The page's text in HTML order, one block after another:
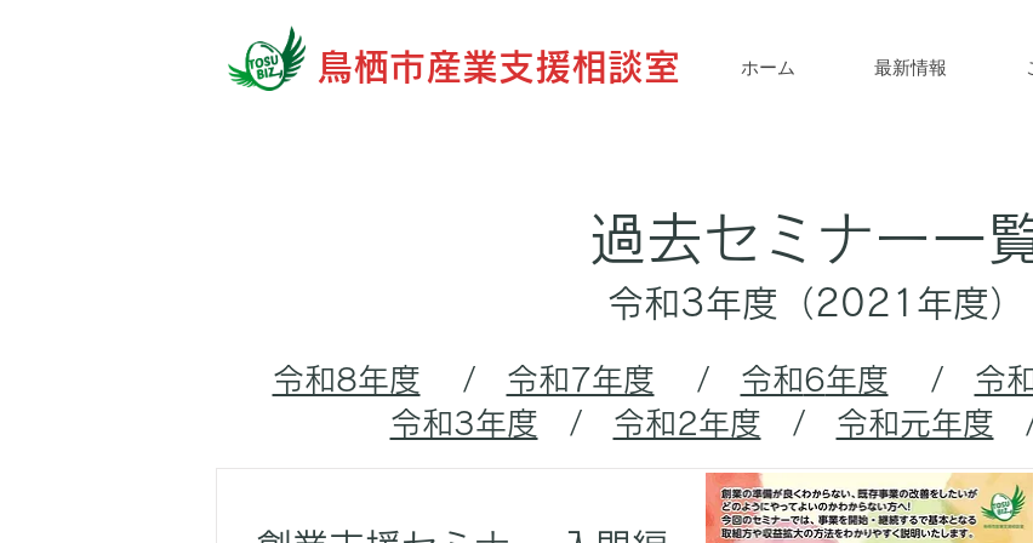
鳥栖市産業支援相談室 ホーム 最新情報
過去セミナー一
令和3年度（2021年度）
令和8年度 / 令和7年度 / 令和​6年度 / 令
令和3年度 / 令和2年度 / 令和元年度